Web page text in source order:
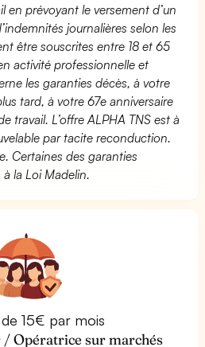
en prévoyant le versement d’un
journalières selon les
être souscrites entre 18 et 65
activité professionnelle et
les garanties décès, à votre
tard, à votre 67e anniversaire
travail. L’offre ALPHA TNS est à
par tacite reconduction.
Certaines des garanties
la Loi Madelin.
15€ par mois
/ Opératrice sur marchés